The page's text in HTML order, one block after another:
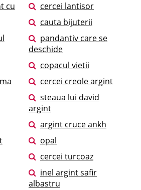
cu
cercei lantisor
cauta bijuterii
pandantiv care se
deschide
copacul vietii
cercei creole argint
steaua lui david
argint
argint cruce ankh
opal
cercei turcoaz
inel argint safir
albastru